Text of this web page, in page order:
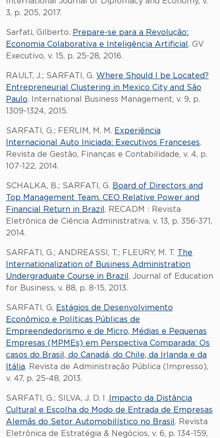
3, p. 205, 2017.
Sarfati, Gilberto. Prepare-se para a Revolução:
Economia Colaborativa e Inteligência Artificial . GV
Executivo, v. 15, p. 25-28, 2016.
RAULT, J.; SARFATI, G. Where Should I be Located?
Entrepreneurial Clustering in Mexico City and São
Paulo. International Business Management, v. 9, p.
1309-1324, 2015.
SARFATI, G.; FERLIM, M. M. Experiência
Internacional Auto Iniciada: Executivos Franceses.
Revista de Gestão, Finanças e Contabilidade, v. 4, p.
107-122, 2014.
SCHALKA, B.; SARFATI, G. Board of Directors and
Top Management Team. CEO Relative Power and
Financial Return in Brazil . RECADM : Revista
Eletrônica de Ciência Administrativa, v. 13, p. 356-371,
2014.
SARFATI, G.; ANDREASSI, T.; FLEURY, M. T. The
Internationalization of Business Administration
Undergraduate Course in Brazil . Journal of Education
for Business, v. 88, p. 8-15, 2013.
SARFATI, G. Estágios de Desenvolvimento
Econômico e Políticas Públicas de
Empreendedorismo e de Micro, Médias e Pequenas
Empresas (MPMEs) em Perspectiva Comparada: Os
casos do Brasil, do Canadá, do Chile, da Irlanda e da
Itália. Revista de Administração Pública (Impresso),
v. 47, p. 25-48, 2013.
SARFATI, G.; SILVA, J. D. I . Impacto da Distância
Cultural e Escolha do Modo de Entrada de Empresas
Alemãs do Setor Automobilístico no Brasil . Revista
Eletrônica de Estratégia & Negócios, v. 6, p. 134-159,